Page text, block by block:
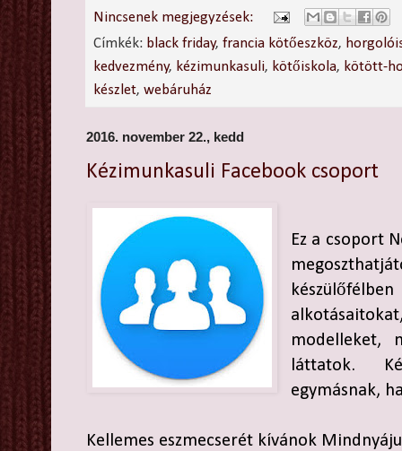
Nincsenek megjegyzések:
Címkék: black friday,francia kötőeszköz,
kedvezmény, kézimunkasuli, kötőiskola, kötött-
készlet,webáruház
2016. november 22., kedd
Kézimunkasuli Facebook csoport
Ez a csoport
modelleket,
láttatok.
egymásnak,
Kellemes eszmecserét kívánok